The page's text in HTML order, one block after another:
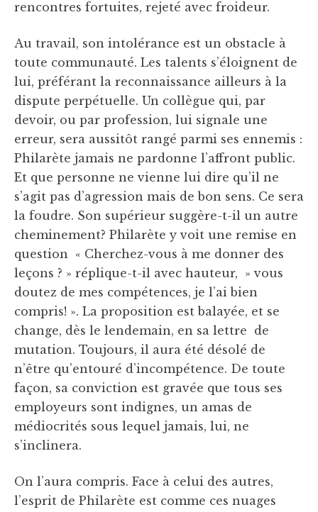
rencontres fortuites, rejeté avec froideur.
Au travail, son intolérance est un obstacle à
toute communauté. Les talents s’éloignent de
lui, préférant la reconnaissance ailleurs à la
dispute perpétuelle. Un collègue qui, par
devoir, ou par profession, lui signale une
erreur, sera aussitôt rangé parmi ses ennemis :
Philarète jamais ne pardonne l’affront public.
Et que personne ne vienne lui dire qu’il ne
s’agit pas d’agression mais de bon sens. Ce sera
la foudre. Son supérieur suggère-t-il un autre
cheminement? Philarète y voit une remise en
question « Cherchez-vous à me donner des
leçons ? » réplique-t-il avec hauteur, » vous
doutez de mes compétences, je l’ai bien
compris! ». La proposition est balayée, et se
change, dès le lendemain, en sa lettre de
mutation. Toujours, il aura été désolé de
n’être qu’entouré d’incompétence. De toute
façon, sa conviction est gravée que tous ses
employeurs sont indignes, un amas de
médiocrités sous lequel jamais, lui, ne
s’inclinera.
On l’aura compris. Face à celui des autres,
l’esprit de Philarète est comme ces nuages